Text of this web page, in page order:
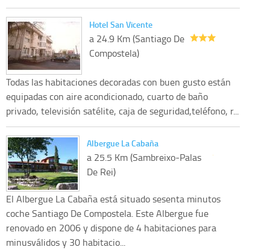
Hotel San Vicente
a 24.9 Km (Santiago De
Compostela)
Todas las habitaciones decoradas con buen gusto están
equipadas con aire acondicionado, cuarto de baño
privado, televisión satélite, caja de seguridad,teléfono, r...
Albergue La Cabaña
a 25.5 Km (Sambreixo-Palas
De Rei)
El Albergue La Cabaña está situado sesenta minutos
coche Santiago De Compostela. Este Albergue fue
renovado en 2006 y dispone de 4 habitaciones para
minusválidos y 30 habitacio...